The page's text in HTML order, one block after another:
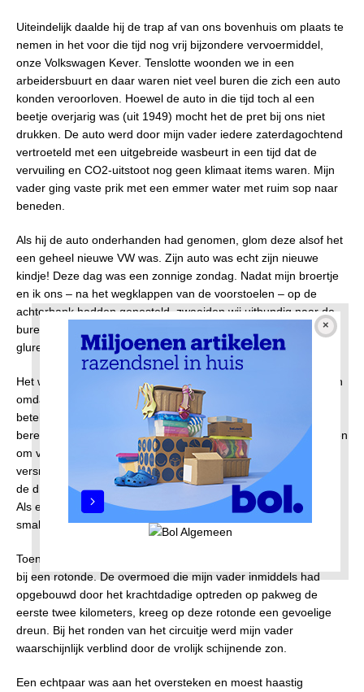
Uiteindelijk daalde hij de trap af van ons bovenhuis om plaats te
nemen in het voor die tijd nog vrij bijzondere vervoermiddel,
onze Volkswagen Kever. Tenslotte woonden we in een
arbeidersbuurt en daar waren niet veel buren die zich een auto
konden veroorloven. Hoewel de auto in die tijd toch al een
beetje overjarig was (uit 1949) mocht het de pret bij ons niet
drukken. De auto werd door mijn vader iedere zaterdagochtend
vertroeteld met een uitgebreide wasbeurt in een tijd dat de
vervuiling en CO2-uitstoot nog geen klimaat items waren. Mijn
vader ging vaste prik met een emmer water met ruim sop naar
beneden.
Als hij de auto onderhanden had genomen, glom deze alsof het
een geheel nieuwe VW was. Zijn auto was echt zijn nieuwe
kindje! Deze dag was een zonnige zondag. Nadat mijn broertje
en ik ons – na het wegklappen van de voorstoelen – op de
achterbank hadden genesteld, zwaaiden wij uitbundig naar de
buren die natuurlijk zoals altijd achter de gordijnen stonden te
gluren. Eindelijk op weg naar Marken.
Het wegrijden ging overigens altijd gepaard met veel gas geven
omdat het in die tijd nog nodig was om te “dubbelklutsen”. Dat
betekende dat de volgende versnelling zonder kraken alleen
bereikt kon worden door in zijn vrij even een beetje gas te geven
om vervolgens de versnellingspook naar de volgende
versnelling te duwen. Na een paar honderd meter draaiden wij
de draaibrug op over het Noordhollandsch Kanaal bij Buiksloot.
Als een volleerde bestuurder loodste mijn vader ons over dit
smalle bruggetje lang de fietsers en andere obstakels.
Toen we het dorpje Buiksloot door waren, kwamen we al gauw
bij een rotonde. De overmoed die mijn vader inmiddels had
opgebouwd door het krachtdadige optreden op pakweg de
eerste twee kilometers, kreeg op deze rotonde een gevoelige
dreun. Bij het ronden van het circuitje werd mijn vader
waarschijnlijk verblind door de vrolijk schijnende zon.
Een echtpaar was aan het oversteken en moest haastig